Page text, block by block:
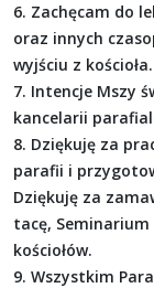
6. Zachęcam do
oraz innych
wyjściu z kościoła.
7. Intencje Mszy
kancelarii
8. Dziękuję za
parafii i
Dziękuję za
tacę,
kościołów.
9. Wszystkim